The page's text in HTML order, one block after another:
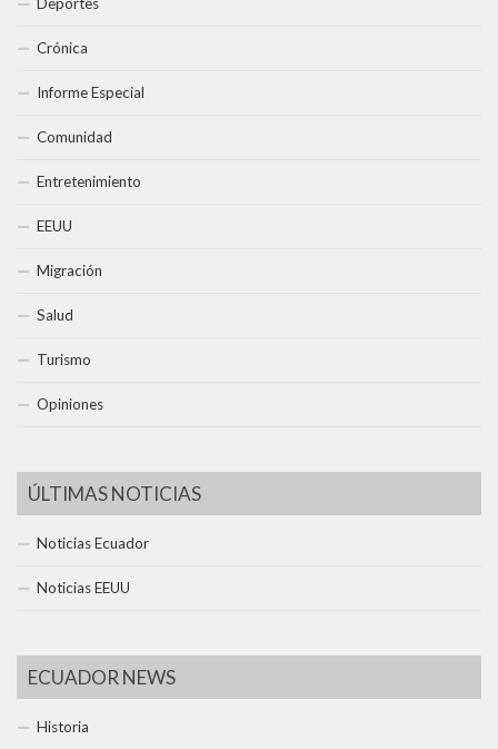
Crónica
Informe Especial
Comunidad
Entretenimiento
EEUU
Migración
Salud
Turismo
Opiniones
ÚLTIMAS NOTICIAS
Noticias Ecuador
Noticias EEUU
ECUADOR NEWS
Historia